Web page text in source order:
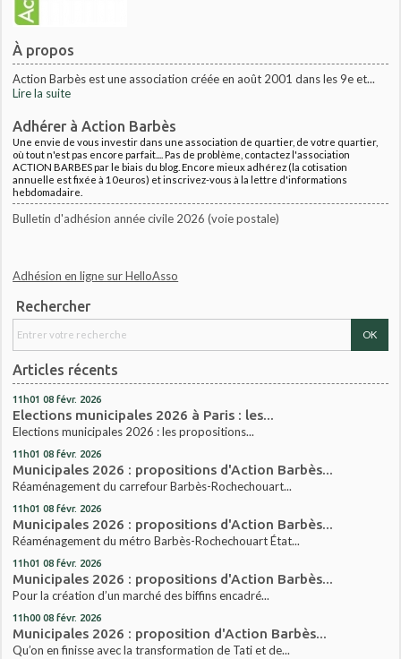
À propos
Action Barbès est une association créée en août 2001 dans les 9e et...
Lire la suite
Adhérer à Action Barbès
Une envie de vous investir dans une association de quartier, de votre quartier,
où tout n'est pas encore parfait.... Pas de problème, contactez l'association
ACTION BARBES par le biais du blog. Encore mieux adhérez (la cotisation
annuelle est fixée à 10euros) et inscrivez-vous à la lettre d'informations
hebdomadaire.
Bulletin d'adhésion année civile 2026 (voie postale)
Adhésion en ligne sur HelloAsso
Rechercher
Articles récents
11h01 08 févr. 2026
Elections municipales 2026 à Paris : les...
Elections municipales 2026 : les propositions...
11h01 08 févr. 2026
Municipales 2026 : propositions d'Action Barbès...
Réaménagement du carrefour Barbès-Rochechouart...
11h01 08 févr. 2026
Municipales 2026 : propositions d'Action Barbès...
Réaménagement du métro Barbès-Rochechouart État...
11h01 08 févr. 2026
Municipales 2026 : propositions d'Action Barbès...
Pour la création d’un marché des biffins encadré...
11h00 08 févr. 2026
Municipales 2026 : proposition d'Action Barbès...
Qu’on en finisse avec la transformation de Tati et de...